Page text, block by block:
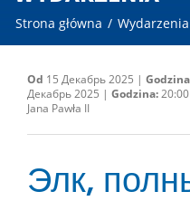
Strona główna / Wydarzenia
Od 15 Декабрь 2025 |
Декабрь 2025 | Godzina:
Jana Pawła II
Элк,